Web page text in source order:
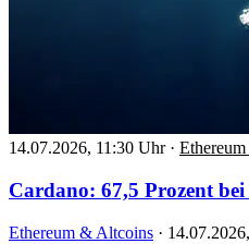
14.07.2026, 11:30 Uhr ·
Cardano: 67,5 Prozent bei
Ethereum & Altcoins ·